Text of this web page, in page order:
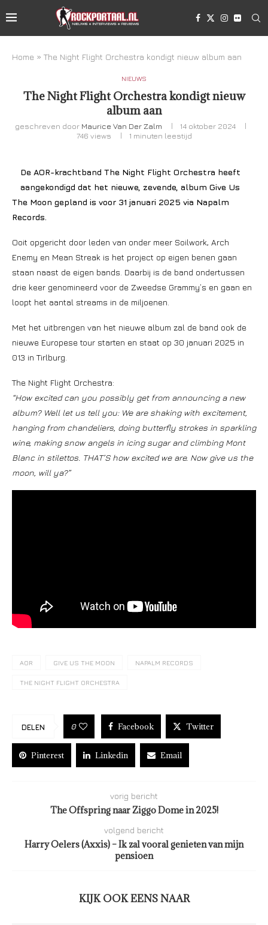
Home » The Night Flight Orchestra kondigt nieuw album aan
NIEUWS
The Night Flight Orchestra kondigt nieuw
album aan
geschreven door Maurice Van Der Zalm
14 oktober 2024
746 views 1 minuten leestijd
De AOR-krachtband The Night Flight Orchestra heeft
aangekondigd dat het nieuwe, zevende, album Give Us
The Moon gepland is voor 31 januari 2025 via Napalm
Records.
Ooit opgericht door leden van onder meer Soilwork, Arch
Enemy en Mean Streak is het project op eigen benen gaan
staan naast de eigen bands. Daarbij is de band ondertussen
drie keer genomineerd voor de Zweedse Grammy’s en gaan en
loopt het aantal streams in de miljoenen.
Met het uitbrengen van het nieuwe album zal de band ook de
nieuwe Europese tour starten en staat op 30 januari 2025 in
013 in Tirlburg.
The Night Flight Orchestra:
“How excited can you possibly get from announcing a new
album? Well let us tell you: We are shaking with excitement,
hanging from chandeliers, doing butterfly strokes in sparkling
wine, making snow angels in icing sugar and climbing Mont
Blanc in stilettos. THAT’S how excited we are. Now give us the
moon, will ya?”
AOR GIVE US THE MOON NAPALM RECORDS
THE NIGHT FLIGHT ORCHESTRA
DELEN 0 Facebook Twitter
Pinterest Linkedin Email
vorig bericht
The Offspring naar Ziggo Dome in 2025!
volgend bericht
Harry Oelers (Axxis) – Ik zal vooral genieten van mijn
pensioen
KIJK OOK EENS NAAR